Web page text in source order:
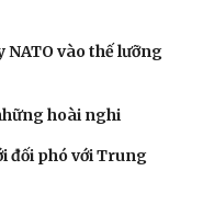
vào thế lưỡng
hoài nghi
đối phó với Trung